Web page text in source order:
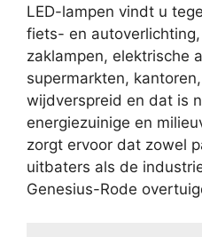
LED-lampen vindt u
fiets- en
zaklampen, elektrische
supermarkten,
wijdverspreid en dat is
energiezuinige en
zorgt ervoor dat zowel
uitbaters als de
Genesius-Rode